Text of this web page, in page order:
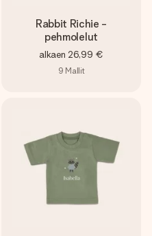
Rabbit Richie -
pehmolelut
alkaen 26,99 €
9 Mallit